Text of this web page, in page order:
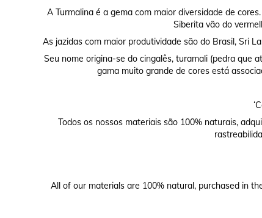
A Turmalina é a gema com maior diversidade de
Siberita vão do
As jazidas com maior produtividade são do Brasil, Sri
Seu nome origina-se do cingalês, turamali (pedra que
gama muito grande de cores está
Todos os nossos materiais são 100% naturais,
All of our materials are 100% natural, purchased in